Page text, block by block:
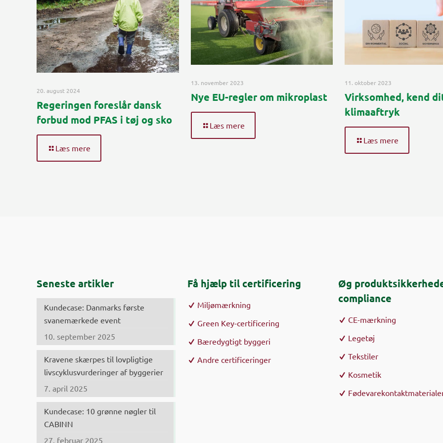
20. august 2024
Regeringen foreslår dansk
forbud mod PFAS i tøj og sko
Læs mere
13. november 2023
Nye EU-regler om mikroplast
Læs mere
11. oktober 2023
Virksomhed, kend
klimaaftryk
Læs mere
Seneste artikler
Kundecase: Danmarks første
svanemærkede event
10. september 2025
Kravene skærpes til lovpligtige
livscyklusvurderinger af byggerier
7. april 2025
Kundecase: 10 grønne nøgler til
CABINN
27. februar 2025
Få hjælp til certificering
Miljømærkning
Green Key-certificering
Bæredygtigt byggeri
Andre certificeringer
Øg
compliance
CE-mærkning
Legetøj
Tekstiler
Kosmetik